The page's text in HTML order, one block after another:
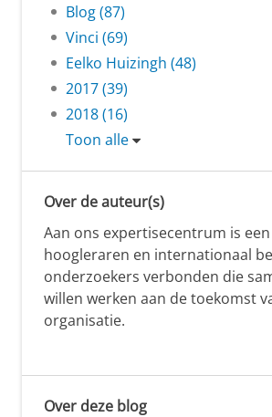
Blog (87)
Vinci (69)
Eelko Huizingh (48)
2017 (39)
2018 (16)
Toon alle
Over de auteur(s)
Aan ons expertisecentrum is
hoogleraren en internationaal
onderzoekers verbonden die
willen werken aan de toekomst
organisatie.
Over deze blog